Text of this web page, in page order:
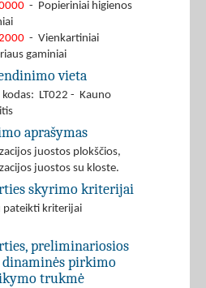
- Popieriniai higienos
- Vienkartiniai
gaminiai
vieta
kodas: LT022 - Kauno
aprašymas
juostos plokščios,
juostos su kloste.
skyrimo kriterijai
pateikti kriterijai
preliminariosios
dinaminės pirkimo
trukmė